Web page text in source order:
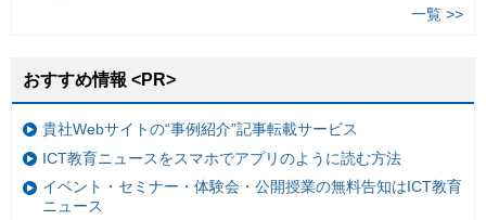
一覧 >>
おすすめ情報 <PR>
貴社Webサイトの“事例紹介”記事転載サービス
ICT教育ニュースをスマホでアプリのように読む方法
イベント・セミナー・体験会・公開授業の無料告知はICT教育
ニュース